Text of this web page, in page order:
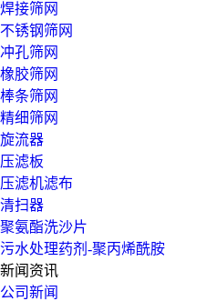
焊接筛网
不锈钢筛网
冲孔筛网
橡胶筛网
棒条筛网
精细筛网
旋流器
压滤板
压滤机滤布
清扫器
聚氨酯洗沙片
污水处理药剂-聚丙烯酰胺
新闻资讯
公司新闻